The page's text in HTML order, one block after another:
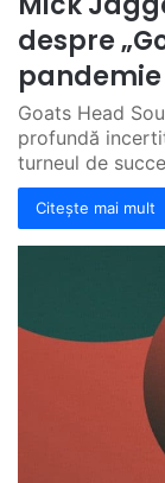
despre
Goats Head
profundă
turneul de
Citește mai mult